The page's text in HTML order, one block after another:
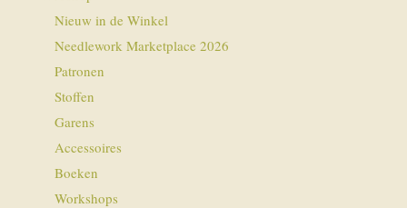
Nieuw in de Winkel
Needlework Marketplace 2026
Patronen
Stoffen
Garens
Accessoires
Boeken
Workshops